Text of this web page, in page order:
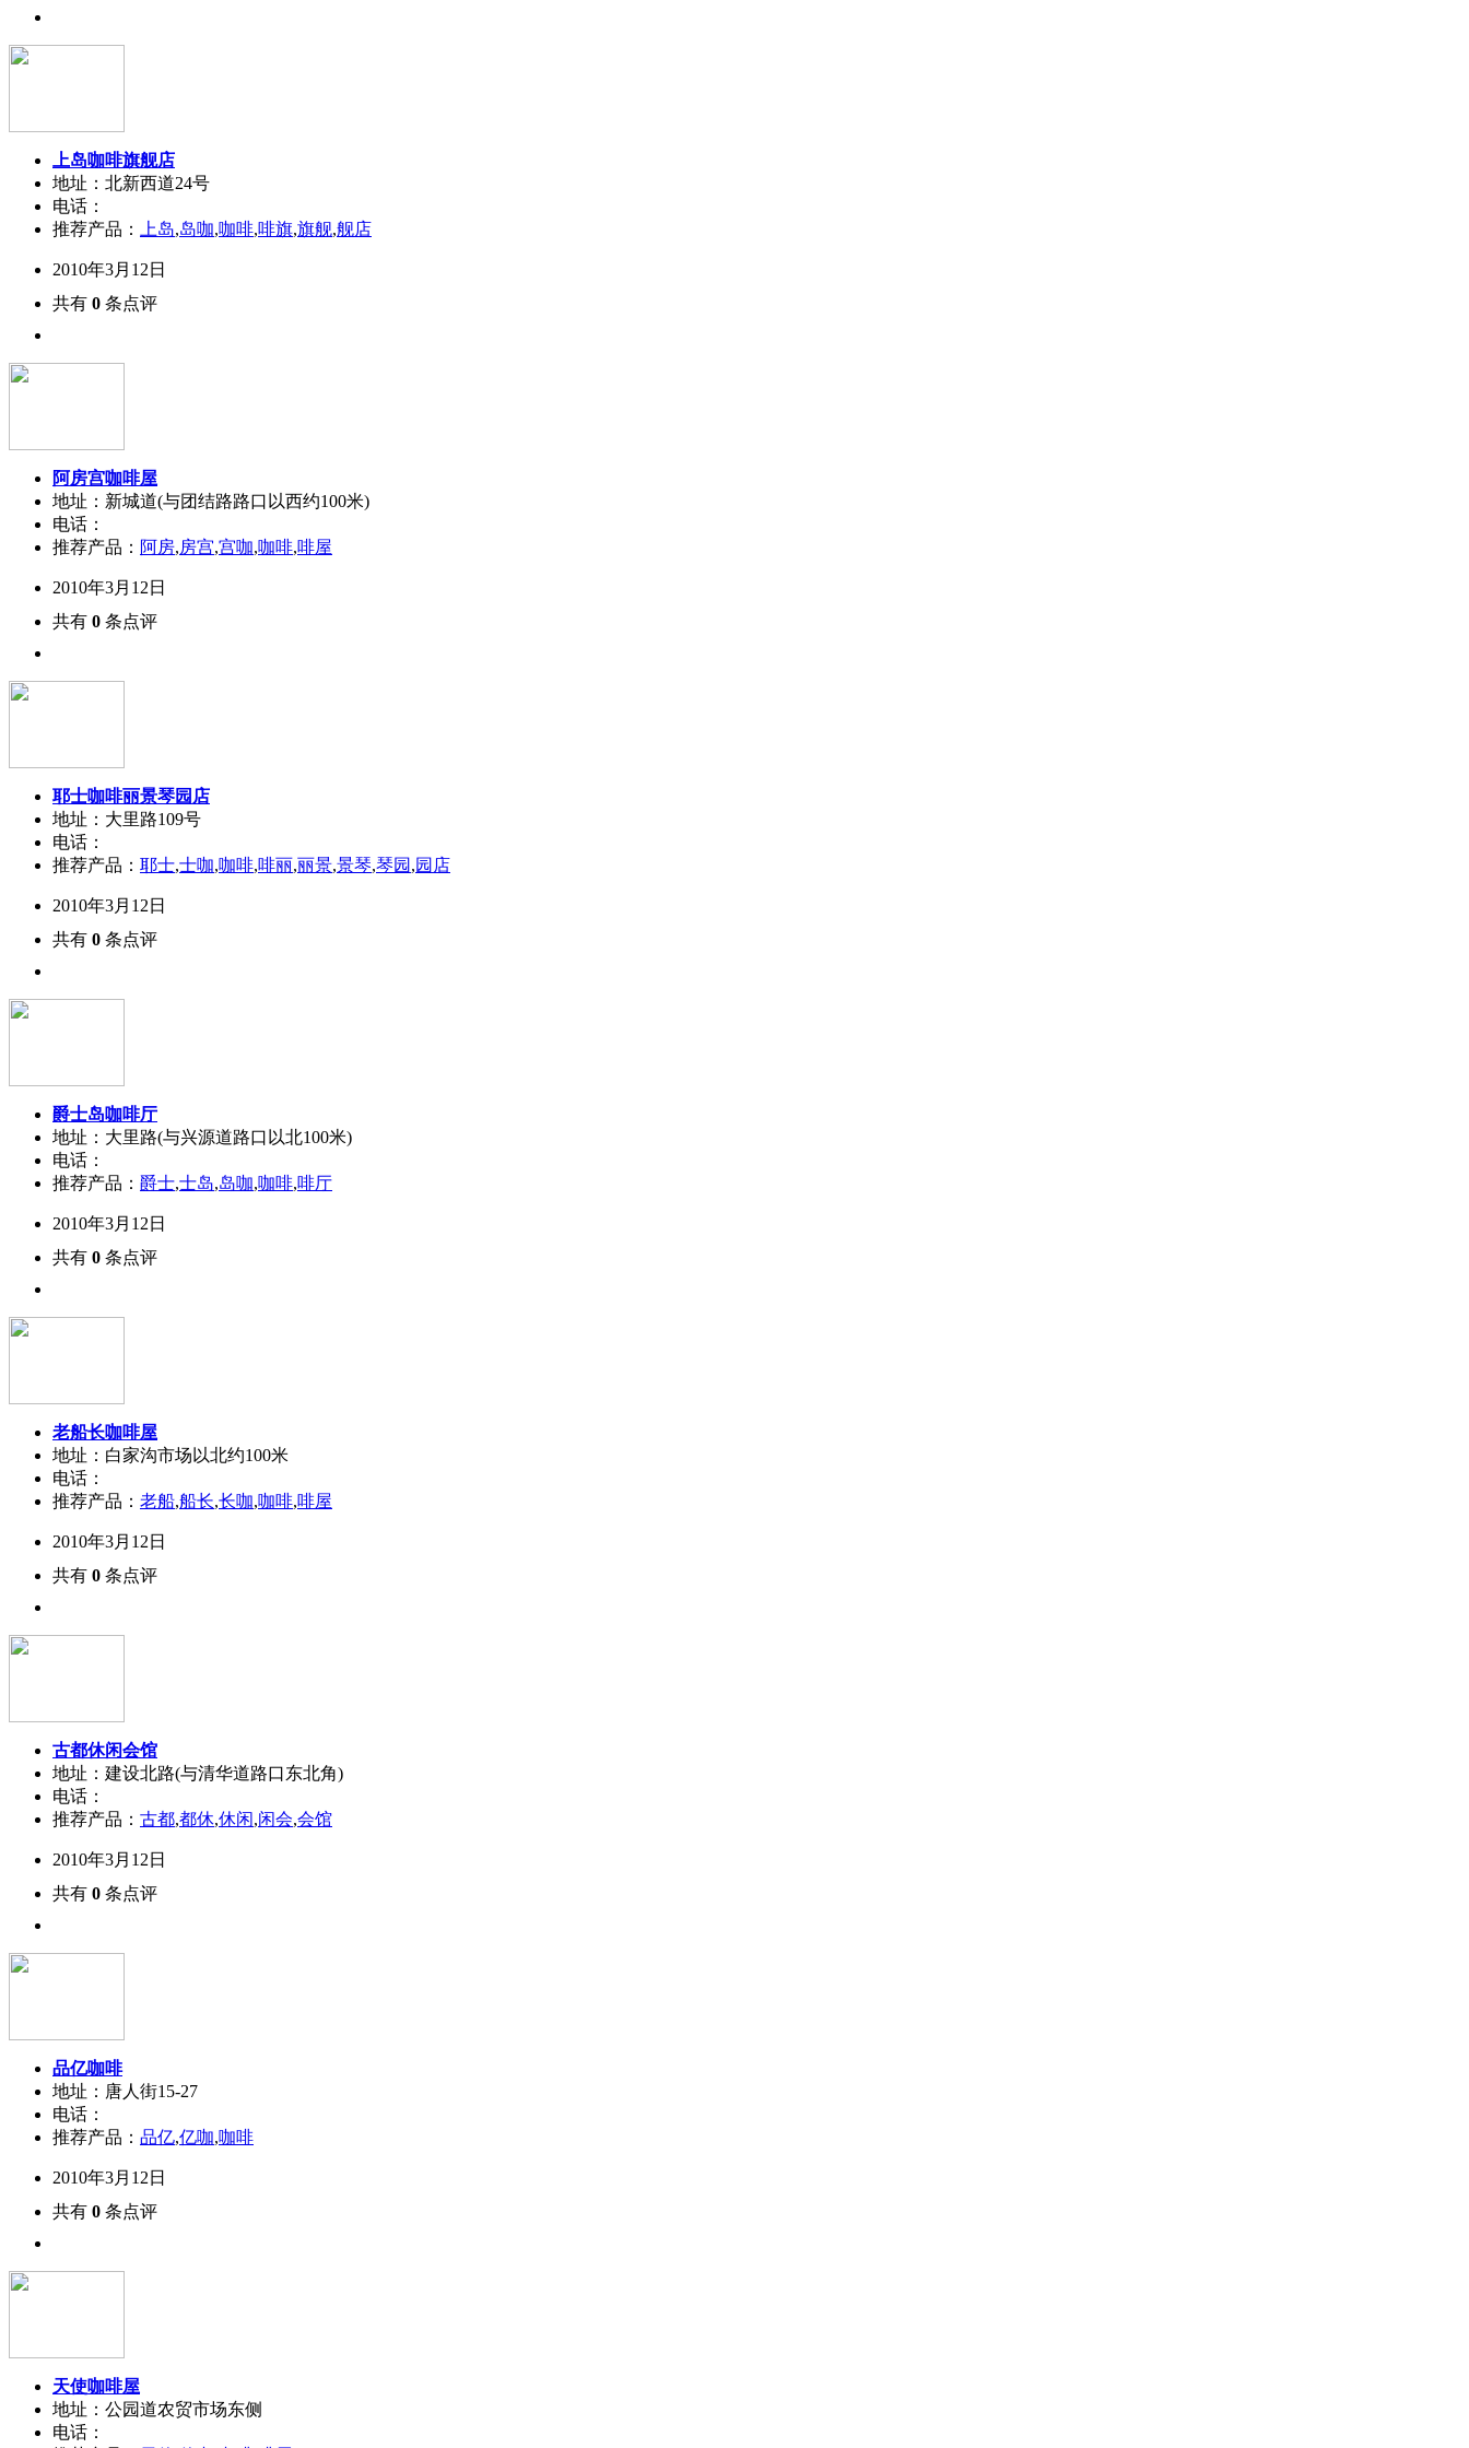
上岛咖啡旗舰店
地址：北新西道24号
电话：
推荐产品：
上岛,岛咖,咖啡,啡旗,旗舰,舰店
2010年3月12日
共有 0 条点评
阿房宫咖啡屋
地址：新城道(与团结路路口以西约100米)
电话：
推荐产品： 阿房,房宫,宫咖,咖啡,啡屋
2010年3月12日
共有 0 条点评
耶士咖啡丽景琴园店
地址：大里路109号
电话：
推荐产品： 耶士,士咖,咖啡,啡丽,丽景,景琴,琴园 ,园店
2010年3月12日
共有 0 条点评
爵士岛咖啡厅
地址：大里路(与兴源道路口以北100米)
电话：
推荐产品： 爵士,士岛,岛咖,咖啡,啡厅
2010年3月12日
共有 0 条点评
老船长咖啡屋
地址：白家沟市场以北约100米
电话：
推荐产品： 老船,船长,长咖,咖啡,啡屋
2010年3月12日
共有 0 条点评
古都休闲会馆
地址：建设北路(与清华道路口东北角)
电话：
推荐产品： 古都,都休,休闲,闲会,会馆
2010年3月12日
共有 0 条点评
品亿咖啡
地址：唐人街15-27
电话：
推荐产品： 品亿,亿咖,咖啡
2010年3月12日
共有 0 条点评
天使咖啡屋
地址：公园道农贸市场东侧
电话：